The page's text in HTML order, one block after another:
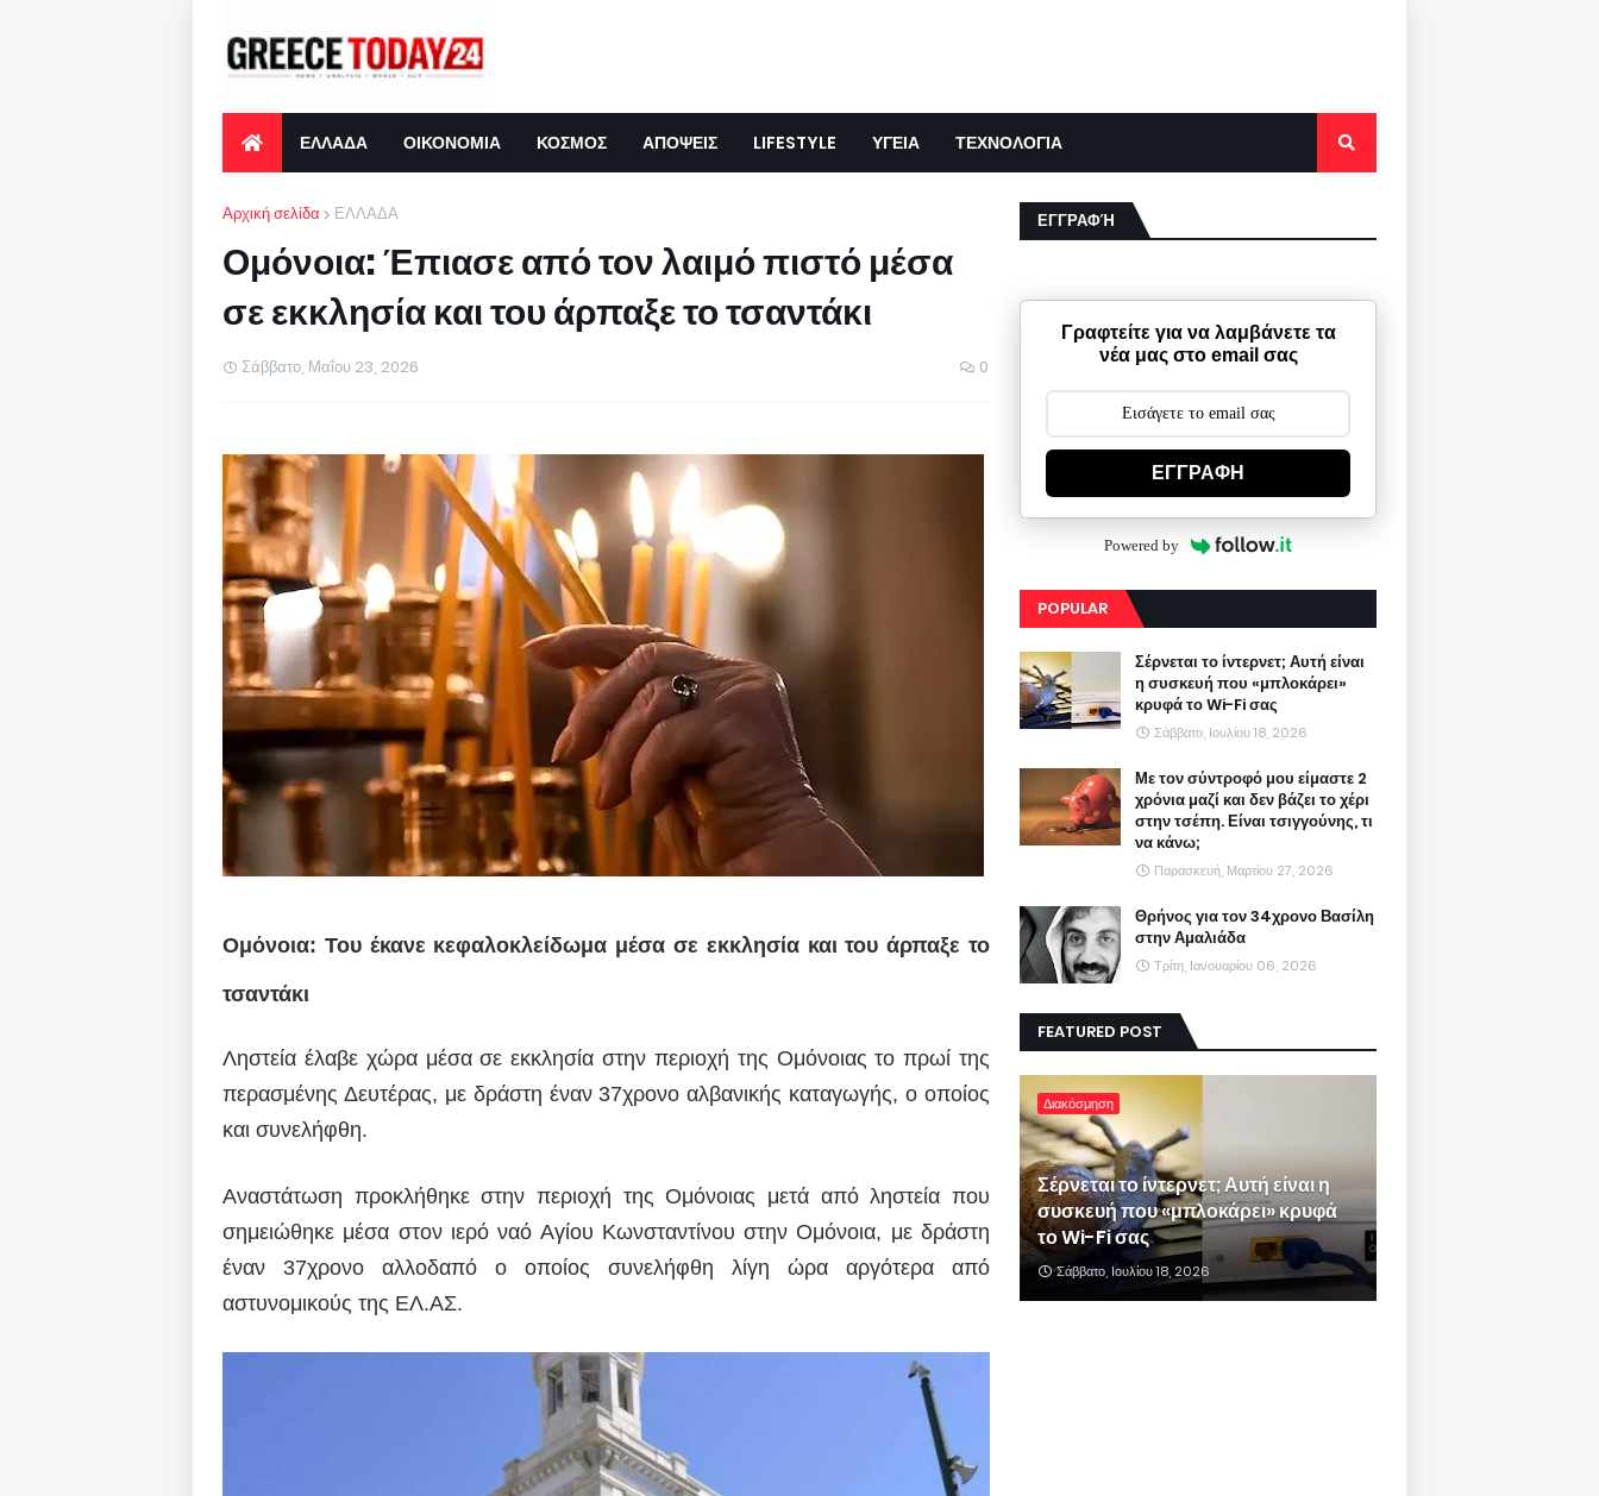
ΕΛΛΑΔΑ ΟΙΚΟΝΟΜΙΑ ΚΟΣΜΟΣ ΑΠΟΨΕΙΣ LIFESTYLE ΥΓΕΙΑ ΤΕΧΝΟΛΟΓΙΑ
Αρχική σελίδα ΕΛΛΑΔΑ
Ομόνοια: Έπιασε από τον λαιμό πιστό μέσα
σε εκκλησία και του άρπαξε το τσαντάκι
Σάββατο, Μαΐου 23, 2026 0
Ομόνοια: Του έκανε κεφαλοκλείδωμα μέσα σε εκκλησία και του άρπαξε το
τσαντάκι
Ληστεία έλαβε χώρα μέσα σε εκκλησία στην περιοχή της Ομόνοιας το πρωί της
περασμένης Δευτέρας, με δράστη έναν 37χρονο αλβανικής καταγωγής, ο οποίος
και συνελήφθη.
Αναστάτωση προκλήθηκε στην περιοχή της Ομόνοιας μετά από ληστεία που
σημειώθηκε μέσα στον ιερό ναό Αγίου Κωνσταντίνου στην Ομόνοια, με δράστη
έναν 37χρονο αλλοδαπό ο οποίος συνελήφθη λίγη ώρα αργότερα από
αστυνομικούς της ΕΛ.ΑΣ.
ΕΓΓΡΑΦΉ
Γραφτείτε για να λαμβάνετε τα
νέα μας στο email σας
ΕΓΓΡΑΦΗ
Powered by
POPULAR
Σέρνεται το ίντερνετ; Αυτή είναι
η συσκευή που «μπλοκάρει»
κρυφά το Wi-Fi σας
Σάββατο, Ιουλίου 18, 2026
Με τον σύντροφό μου είμαστε 2
χρόνια μαζί και δεν βάζει το χέρι
στην τσέπη. Είναι τσιγγούνης, τι
να κάνω;
Παρασκευή, Μαρτίου 27, 2026
Θρήνος για τον 34χρονο Βασίλη
στην Αμαλιάδα
Τρίτη, Ιανουαρίου 06, 2026
FEATURED POST
Διακόσμηση
Σέρνεται το ίντερνετ; Αυτή είναι η
συσκευή που «μπλοκάρει» κρυφά
το Wi-Fi σας
Σάββατο, Ιουλίου 18, 2026